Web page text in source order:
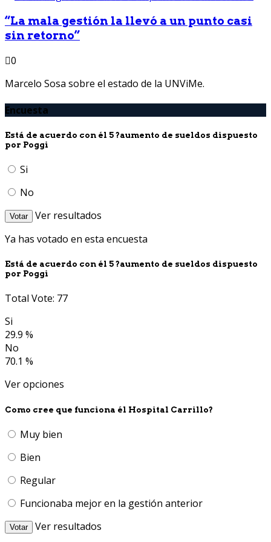
“La mala gestión la llevó a un punto casi
sin retorno”
0
Marcelo Sosa sobre el estado de la UNViMe.
Encuesta
Está de acuerdo con él 5 ?aumento de sueldos dispuesto
por Poggi
Si
No
Votar
Ver resultados
Ya has votado en esta encuesta
Está de acuerdo con él 5 ?aumento de sueldos dispuesto
por Poggi
Total Vote: 77
Si
29.9 %
No
70.1 %
Ver opciones
Como cree que funciona él Hospital Carrillo?
Muy bien
Bien
Regular
Funcionaba mejor en la gestión anterior
Votar
Ver resultados